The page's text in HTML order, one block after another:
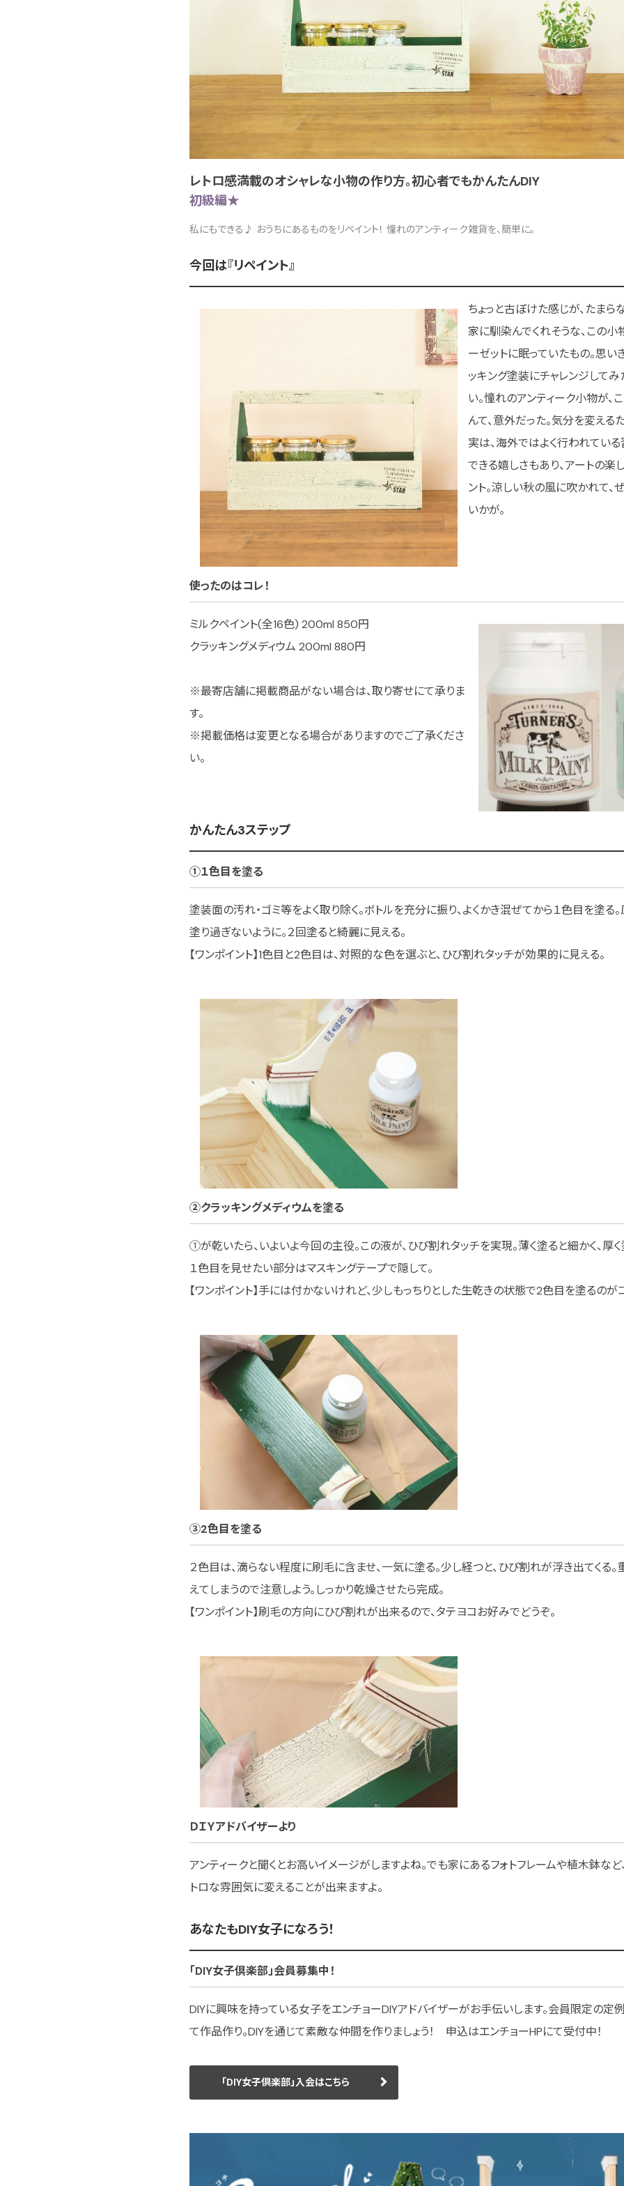
レトロ感満載のオシャレな小物の作り方。初心者でもかんたんDIY
初級編★
私にもできる♪ おうちにあるものをリペイント！ 憧れのアンティーク雑貨を、簡単に。
今回は『リペイント』
ちょっと古ぼけた感じが、たまら
家に馴染んでくれそうな、この小
ーゼットに眠っていたもの。思い
ッキング塗装にチャレンジしてみ
い。憧れのアンティーク小物が
んて、意外だった。気分を変える
実は、海外ではよく行われてい
できる嬉しさもあり、アートの楽
ント。涼しい秋の風に吹かれて、
いかが。
使ったのはコレ！
ミルクペイント(全16色) 200ml 850円
クラッキングメディウム 200ml 880円
※最寄店舗に掲載商品がない場合は、取り寄せにて承りま
す。
※掲載価格は変更となる場合がありますのでご了承くださ
い。
かんたん3ステップ
①１色目を塗る
塗装面の汚れ・ゴミ等をよく取り除く。ボトルを充分に振り、よくかき混ぜてから１色目を塗る
塗り過ぎないように。２回塗ると綺麗に見える。
【ワンポイント】1色目と2色目は、対照的な色を選ぶと、ひび割れタッチが効果的に見える。
②クラッキングメディウムを塗る
①が乾いたら、いよいよ今回の主役。この液が、ひび割れタッチを実現。薄く塗ると細かく、厚
１色目を見せたい部分はマスキングテープで隠して。
【ワンポイント】手には付かないけれど、少しもっちりとした生乾きの状態で2色目を塗るのが
③2色目を塗る
２色目は、滴らない程度に刷毛に含ませ、一気に塗る。少し経つと、ひび割れが浮き出てくる
えてしまうので注意しよう。しっかり乾燥させたら完成。
【ワンポイント】刷毛の方向にひび割れが出来るので、タテヨコお好みでどうぞ。
ＤＩＹアドバイザーより
アンティークと聞くとお高いイメージがしますよね。でも家にあるフォトフレームや植木鉢な
トロな雰囲気に変えることが出来ますよ。
あなたもDIY女子になろう！
「DIY女子倶楽部」会員募集中！
DIYに興味を持っている女子をエンチョーDIYアドバイザーがお手伝いします。会員限定の定
て作品作り。DIYを通じて素敵な仲間を作りましょう！ 申込はエンチョーHPにて受付中！
「DIY女子倶楽部」入会はこちら